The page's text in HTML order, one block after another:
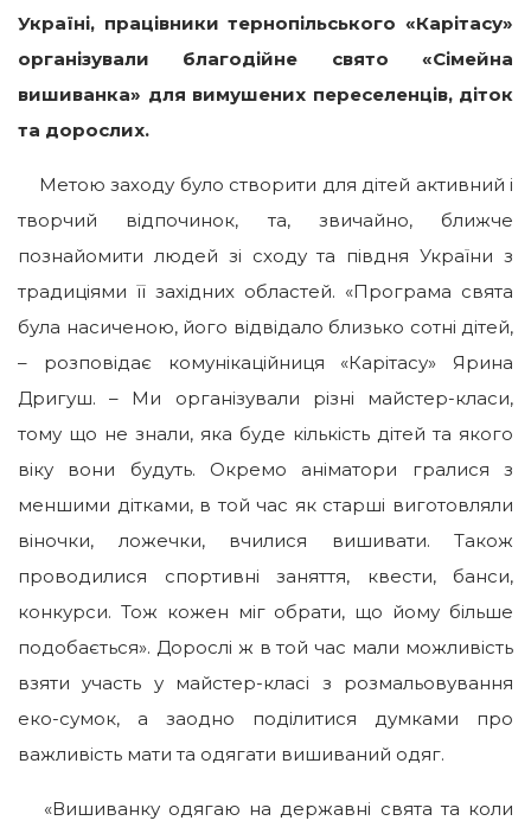
Україні, працівники тернопільського «Карітасу»
організували благодійне свято «Сімейна
вишиванка» для вимушених переселенців, діток
та дорослих.
Метою заходу було створити для дітей активний і
творчий відпочинок, та, звичайно, ближче
познайомити людей зі сходу та півдня України з
традиціями її західних областей. «Програма свята
була насиченою, його відвідало близько сотні дітей,
– розповідає комунікаційниця «Карітасу» Ярина
Дригуш. – Ми організували різні майстер-класи,
тому що не знали, яка буде кількість дітей та якого
віку вони будуть. Окремо аніматори гралися з
меншими дітками, в той час як старші виготовляли
віночки, ложечки, вчилися вишивати. Також
проводилися спортивні заняття, квести, банси,
конкурси. Тож кожен міг обрати, що йому більше
подобається». Дорослі ж в той час мали можливість
взяти участь у майстер-класі з розмальовування
еко-сумок, а заодно поділитися думками про
важливість мати та одягати вишиваний одяг.
«Вишиванку одягаю на державні свята та коли